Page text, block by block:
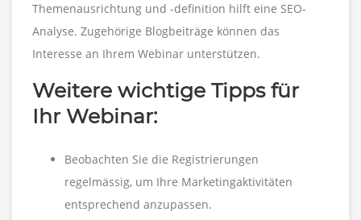
Themenausrichtung und -definition hilft eine SEO-
Analyse. Zugehörige Blogbeiträge können das
Interesse an Ihrem Webinar unterstützen.
Weitere wichtige Tipps für
Ihr Webinar:
Beobachten Sie die Registrierungen
regelmässig, um Ihre Marketingaktivitäten
entsprechend anzupassen.